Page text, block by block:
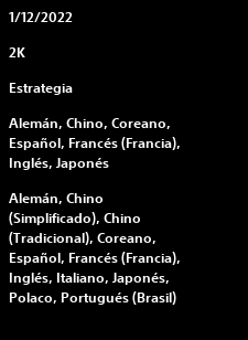
1/12/2022
2K
Estrategia
Alemán, Chino, Coreano,
Español, Francés (Francia),
Inglés, Japonés
Alemán, Chino
(Simplificado), Chino
(Tradicional), Coreano,
Español, Francés (Francia),
Inglés, Italiano, Japonés,
Polaco, Portugués (Brasil)